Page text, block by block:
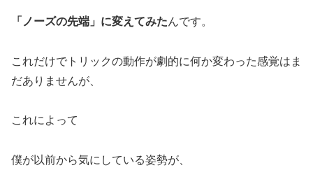
「ノーズの先端」に変えてみたんです。
これだけでトリックの動作が劇的に何か変わった感覚はま
だありませんが、
これによって
僕が以前から気にしている姿勢が、